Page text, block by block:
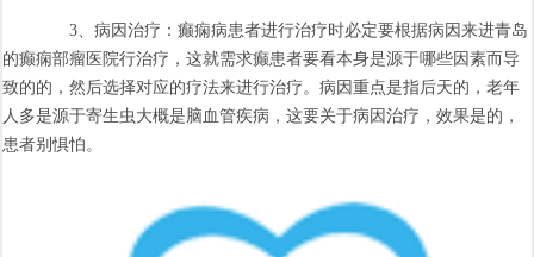
3、病因治疗：癫痫病患者进行治疗时必定要根据病因来进青岛
的癫痫部瘤医院行治疗，这就需求癫患者要看本身是源于哪些因素而导
致的的，然后选择对应的疗法来进行治疗。病因重点是指后天的，老年
人多是源于寄生虫大概是脑血管疾病，这要关于病因治疗，效果是的，
患者别惧怕。